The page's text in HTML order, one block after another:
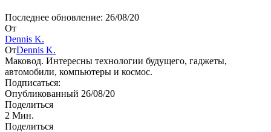
Последнее обновление: 26/08/20
От
Dennis K.
ОтDennis K.
Маковод. Интересны технологии будущего, гаджеты,
автомобили, компьютеры и космос.
Подписаться:
Опубликованный 26/08/20
Поделиться
2 Мин.
Поделиться